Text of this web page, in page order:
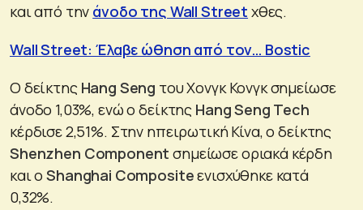
και από την άνοδο της Wall Street χθες.
Wall Street: Έλαβε ώθηση από τον… Bostic
Ο δείκτης Hang Seng του Χονγκ Κονγκ σημείωσε
άνοδο 1,03%, ενώ ο δείκτης Hang Seng Tech
κέρδισε 2,51%. Στην ηπειρωτική Κίνα, ο δείκτης
Shenzhen Component σημείωσε οριακά κέρδη
και οShanghai Compositeενισχύθηκε κατά
0,32%.